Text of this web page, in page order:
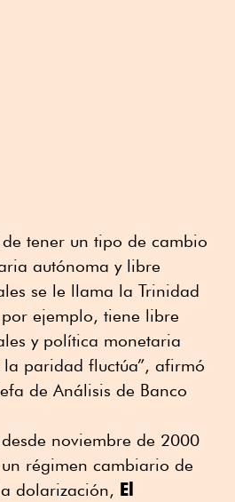
tener un tipo de cambio
autónoma y libre
se le llama la Trinidad
ejemplo, tiene libre
y política monetaria
paridad fluctúa”, afirmó
de Análisis de Banco
noviembre de 2000
régimen cambiario de
dolarización, El